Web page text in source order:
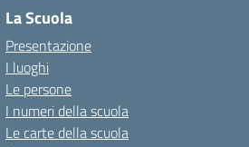
La Scuola
Presentazione
I luoghi
Le persone
I numeri della scuola
Le carte della scuola